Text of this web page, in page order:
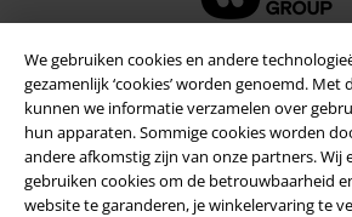
We gebruiken cookies en andere
gezamenlijk ‘cookies’ worden genoemd. Met
kunnen we informatie verzamelen over
hun apparaten. Sommige cookies worden
andere afkomstig zijn van onze partners. Wij
gebruiken cookies om de betrouwbaarheid
website te garanderen, je winkelervaring te
Beveiliging